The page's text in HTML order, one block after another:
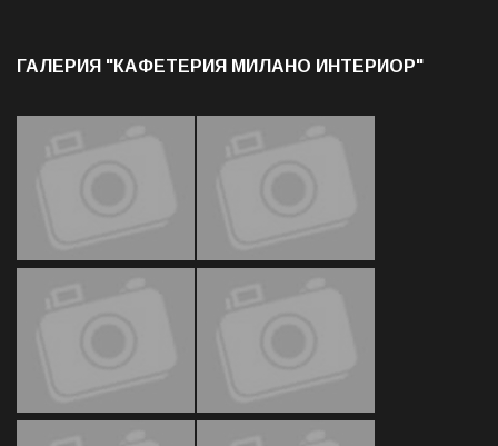
ГАЛЕРИЯ "КАФЕТЕРИЯ МИЛАНО ИНТЕРИОР"